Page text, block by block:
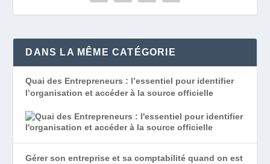
DANS LA MÊME CATÉGORIE
Quai des Entrepreneurs : l’essentiel pour identifier
l’organisation et accéder à la source officielle
Gérer son entreprise et sa comptabilité quand on est